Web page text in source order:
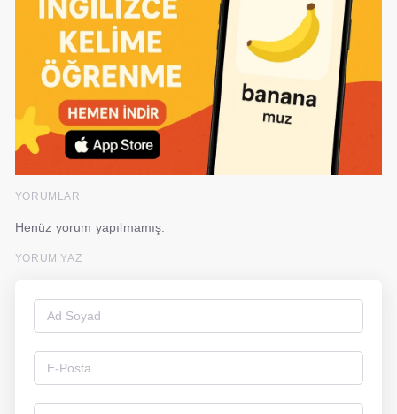
YORUMLAR
Henüz yorum yapılmamış.
YORUM YAZ